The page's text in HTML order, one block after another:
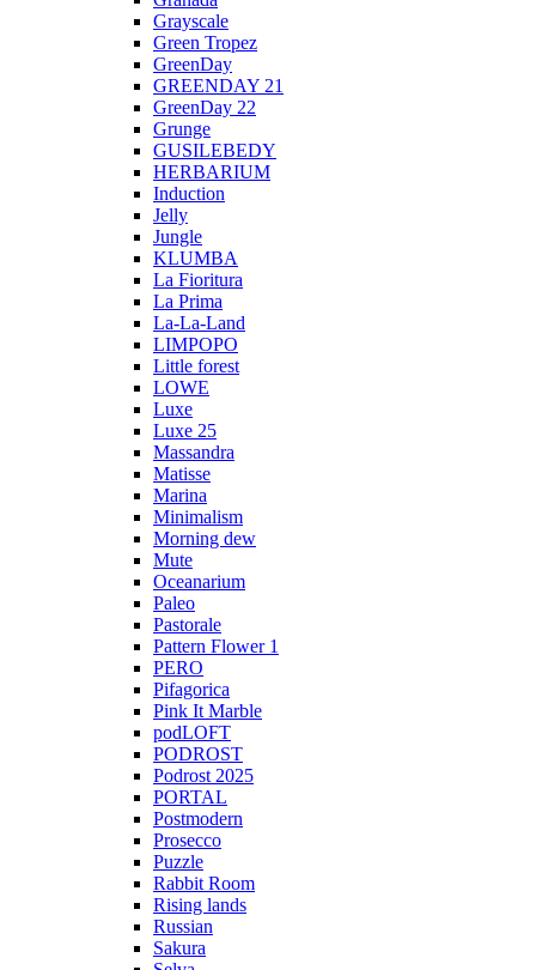
Grayscale
Green Tropez
GreenDay
GREENDAY 21
GreenDay 22
Grunge
GUSILEBEDY
HERBARIUM
Induction
Jelly
Jungle
KLUMBA
La Fioritura
La Prima
La-La-Land
LIMPOPO
Little forest
LOWE
Luxe
Luxe 25
Massandra
Matisse
Marina
Minimalism
Morning dew
Mute
Oceanarium
Paleo
Pastorale
Pattern Flower 1
PERO
Pifagorica
Pink It Marble
podLOFT
PODROST
Podrost 2025
PORTAL
Postmodern
Prosecco
Puzzle
Rabbit Room
Rising lands
Russian
Sakura